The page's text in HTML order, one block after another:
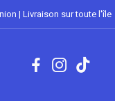
| Livraison sur toute l'île